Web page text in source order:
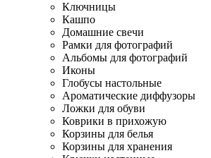
Ключницы
Кашпо
Домашние свечи
Рамки для фотографий
Альбомы для фотографий
Иконы
Глобусы настольные
Ароматические диффузоры
Ложки для обуви
Коврики в прихожую
Корзины для белья
Корзины для хранения